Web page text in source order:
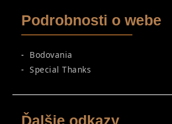
Podrobnosti o webe
Bodovania
Special Thanks
Ďalšie odkazy